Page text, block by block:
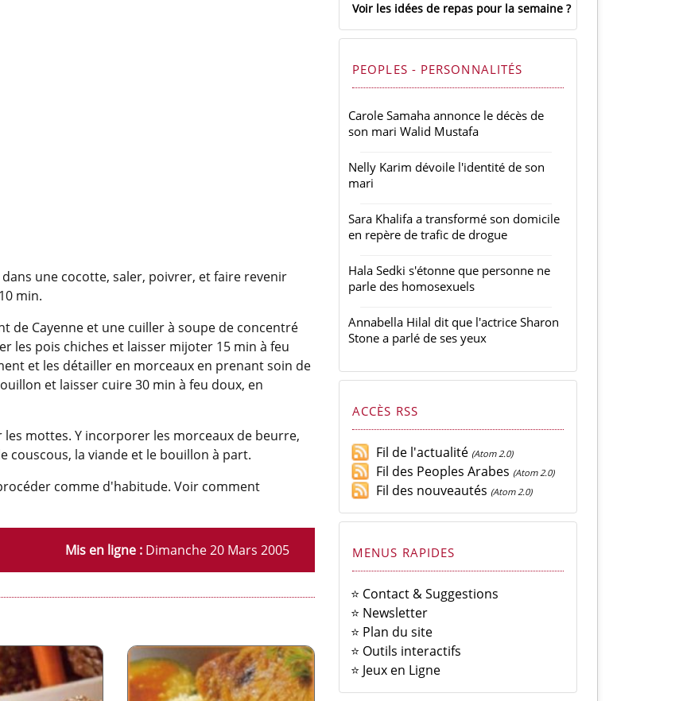
une cocotte, saler, poivrer, et faire revenir
min.
de Cayenne et une cuiller à soupe de concentré
les pois chiches et laisser mijoter 15 min à feu
et les détailler en morceaux en prenant soin de
et laisser cuire 30 min à feu doux, en
mottes. Y incorporer les morceaux de beurre,
couscous, la viande et le bouillon à part.
comme d'habitude. Voir comment
Mis en ligne : Dimanche 20 Mars 2005
Voir les idées de repas pour la semaine
PEOPLES - PERSONNALITÉS
Carole Samaha annonce le décès de
son mari Walid Mustafa
Nelly Karim dévoile l'identité de son
mari
Sara Khalifa a transformé son domicile
en repère de trafic de drogue
Hala Sedki s'étonne que personne ne
parle des homosexuels
Annabella Hilal dit que l'actrice Sharon
Stone a parlé de ses yeux
ACCÈS RSS
Fil de l'actualité (Atom 2.0)
Fil des Peoples Arabes (Atom 2.0)
Fil des nouveautés (Atom 2.0)
MENUS RAPIDES
⭐ Contact & Suggestions
⭐ Newsletter
⭐ Plan du site
⭐ Outils interactifs
⭐ Jeux en Ligne